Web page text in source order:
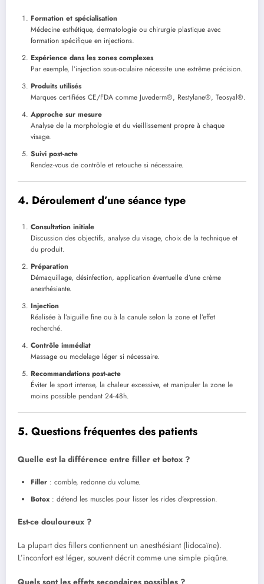
Formation et spécialisation
Médecine esthétique, dermatologie ou chirurgie plastique avec
formation spécifique en injections.
Expérience dans les zones complexes
Par exemple, l’injection sous-oculaire nécessite une extrême précision.
Produits utilisés
Marques certifiées CE/FDA comme Juvederm®, Restylane®, Teosyal®.
Approche sur mesure
Analyse de la morphologie et du vieillissement propre à chaque
visage.
Suivi post-acte
Rendez-vous de contrôle et retouche si nécessaire.
4. Déroulement d’une séance type
Consultation initiale
Discussion des objectifs, analyse du visage, choix de la technique et
du produit.
Préparation
Démaquillage, désinfection, application éventuelle d’une crème
anesthésiante.
Injection
Réalisée à l’aiguille fine ou à la canule selon la zone et l’effet
recherché.
Contrôle immédiat
Massage ou modelage léger si nécessaire.
Recommandations post-acte
Éviter le sport intense, la chaleur excessive, et manipuler la zone le
moins possible pendant 24-48h.
5. Questions fréquentes des patients
Quelle est la différence entre filler et botox ?
Filler : comble, redonne du volume.
Botox : détend les muscles pour lisser les rides d’expression.
Est-ce douloureux ?
La plupart des fillers contiennent un anesthésiant (lidocaïne).
L’inconfort est léger, souvent décrit comme une simple piqûre.
Quels sont les effets secondaires possibles ?